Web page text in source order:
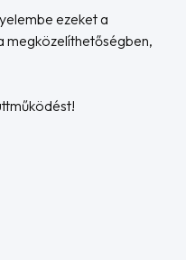
ezeket a
megközelíthetőségben,